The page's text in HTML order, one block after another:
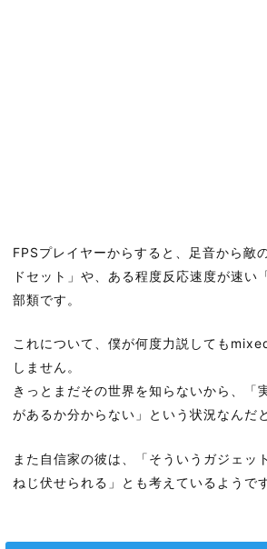
FPSプレイヤーからすると、足音から敵
ドセット」や、ある程度反応速度が速い
部類です。
これについて、僕が何度力説しても
しません。
きっとまだその世界を知らないから、「
があるか分からない」という状況なんだ
また自信家の彼は、「そういうガジェッ
ねじ伏せられる」とも考えているようです